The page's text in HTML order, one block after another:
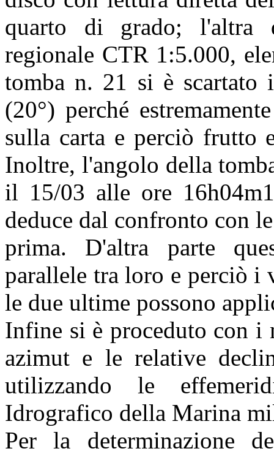
quarto di grado; l'altra
regionale CTR 1:5.000,
tomba n. 21 si è scartato
(20°) perché
sulla carta e perciò frutto
Inoltre, l'angolo della
il 15/03 alle ore
deduce dal confronto con
prima. D'altra parte
parallele tra loro e perciò i
le due ultime possono
Infine si è proceduto con i
azimut e le relative
utilizzando le
Idrografico della Marina
Per la determinazione